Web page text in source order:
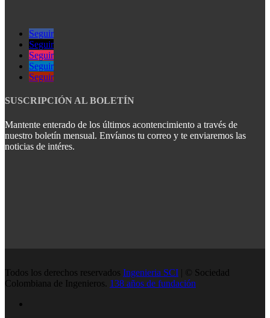
Seguir
Seguir
Seguir
Seguir
Seguir
SUSCRIPCIÓN AL BOLETÍN
Mantente enterado de los últimos acontencimiento a través de
nuestro boletín mensual. Envíanos tu correo y te enviaremos las
noticias de intéres.
Todos los derechos reservados Ingenieria SCI | © Sociedad
Colombiana de Ingenieros. 138 años de fundación